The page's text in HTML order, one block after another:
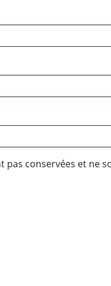
pas conservées et ne